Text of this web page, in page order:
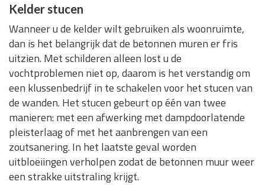
Kelder stucen
Wanneer u de kelder wilt gebruiken als woonruimte,
dan is het belangrijk dat de betonnen muren er fris
uitzien. Met schilderen alleen lost u de
vochtproblemen niet op, daarom is het verstandig om
een klussenbedrijf in te schakelen voor het stucen van
de wanden. Het stucen gebeurt op één van twee
manieren: met een afwerking met dampdoorlatende
pleisterlaag of met het aanbrengen van een
zoutsanering. In het laatste geval worden
uitbloeiingen verholpen zodat de betonnen muur weer
een strakke uitstraling krijgt.